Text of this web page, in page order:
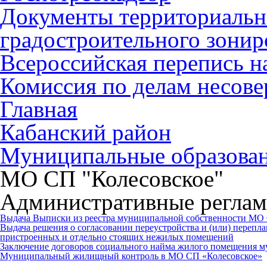
Документы
градостроительного
Всероссийская перепись
Комиссия по делам
Главная
Кабанский район
Муниципальные
МО СП "Колесовское"
Административные
Выдача Выписки из реестра муниципальной собственности МО
Выдача решения о согласовании переустройства и (или)
пристроенных и отдельно стоящих нежилых помещений
Заключение договоров социального найма жилого
Муниципальный жилищный контроль в МО СП «Колесовское»